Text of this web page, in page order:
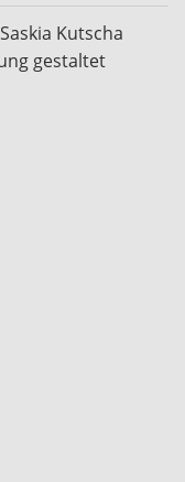
Kutscha
gestaltet